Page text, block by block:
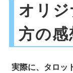
オリ
方の感
実際に、タロッ